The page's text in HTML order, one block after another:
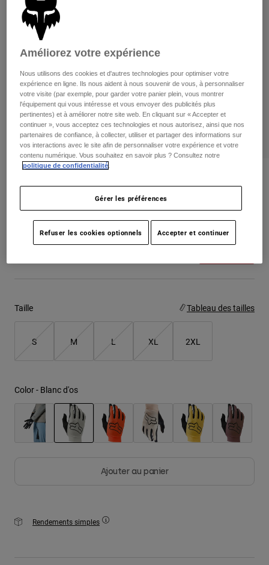
Pants
Guards & Protection
Gloves
Jackets & Hydration Vests
Base Layers
Replacement Parts
Shorts
Pads & Protection
Jackets
Gloves
Goggles
Bottles & Hydration Packs
Socks
Replacement Parts
Pants
Shorts
Womens
Hats
Shirts
Sweatshirts
Jackets
Pants
Tout acheter
Shirts
Tout acheter
Flexair MTB Gloves
Taille Tableau des tailles
S M L XL 2XL
Color - Blanc d'os
Ajouter au panier
Rendements simples
Améliorez votre expérience
Nous utilisons des cookies et d'autres technologies pour optimiser votre
expérience en ligne. Ils nous aident à nous souvenir de vous, à personnaliser
votre visite (par exemple, pour garder votre panier plein, vous montrer
l'équipement qui vous intéresse et vous envoyer des publicités plus
pertinentes) et à améliorer notre site web. En cliquant sur « Accepter et
continuer », vous acceptez ces technologies et nous autorisez, ainsi que nos
partenaires de confiance, à collecter, utiliser et partager des informations sur
vos interactions avec le site afin de personnaliser votre expérience et votre
contenu numérique. Vous souhaitez en savoir plus ? Consultez notre
politique de confidentialité
Gérer les préférences
Refuser les cookies optionnels Accepter et continuer